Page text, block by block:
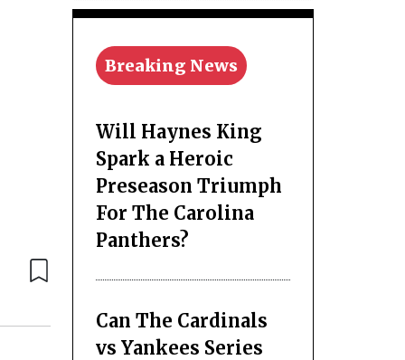
Breaking News
Will Haynes King
Spark a Heroic
Preseason Triumph
For The Carolina
Panthers?
Can The Cardinals
vs Yankees Series